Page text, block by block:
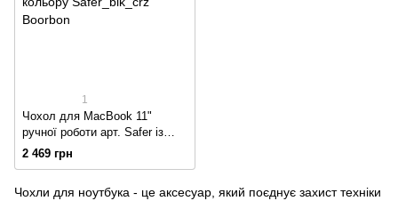
1
Чохол для MacBook 11"
ручної роботи арт. Safer із
натуральної шкіри з
вінтажним ефектом чорного
2 469 грн
Чохли для ноутбука - це аксесуар, який поєднує захист техніки